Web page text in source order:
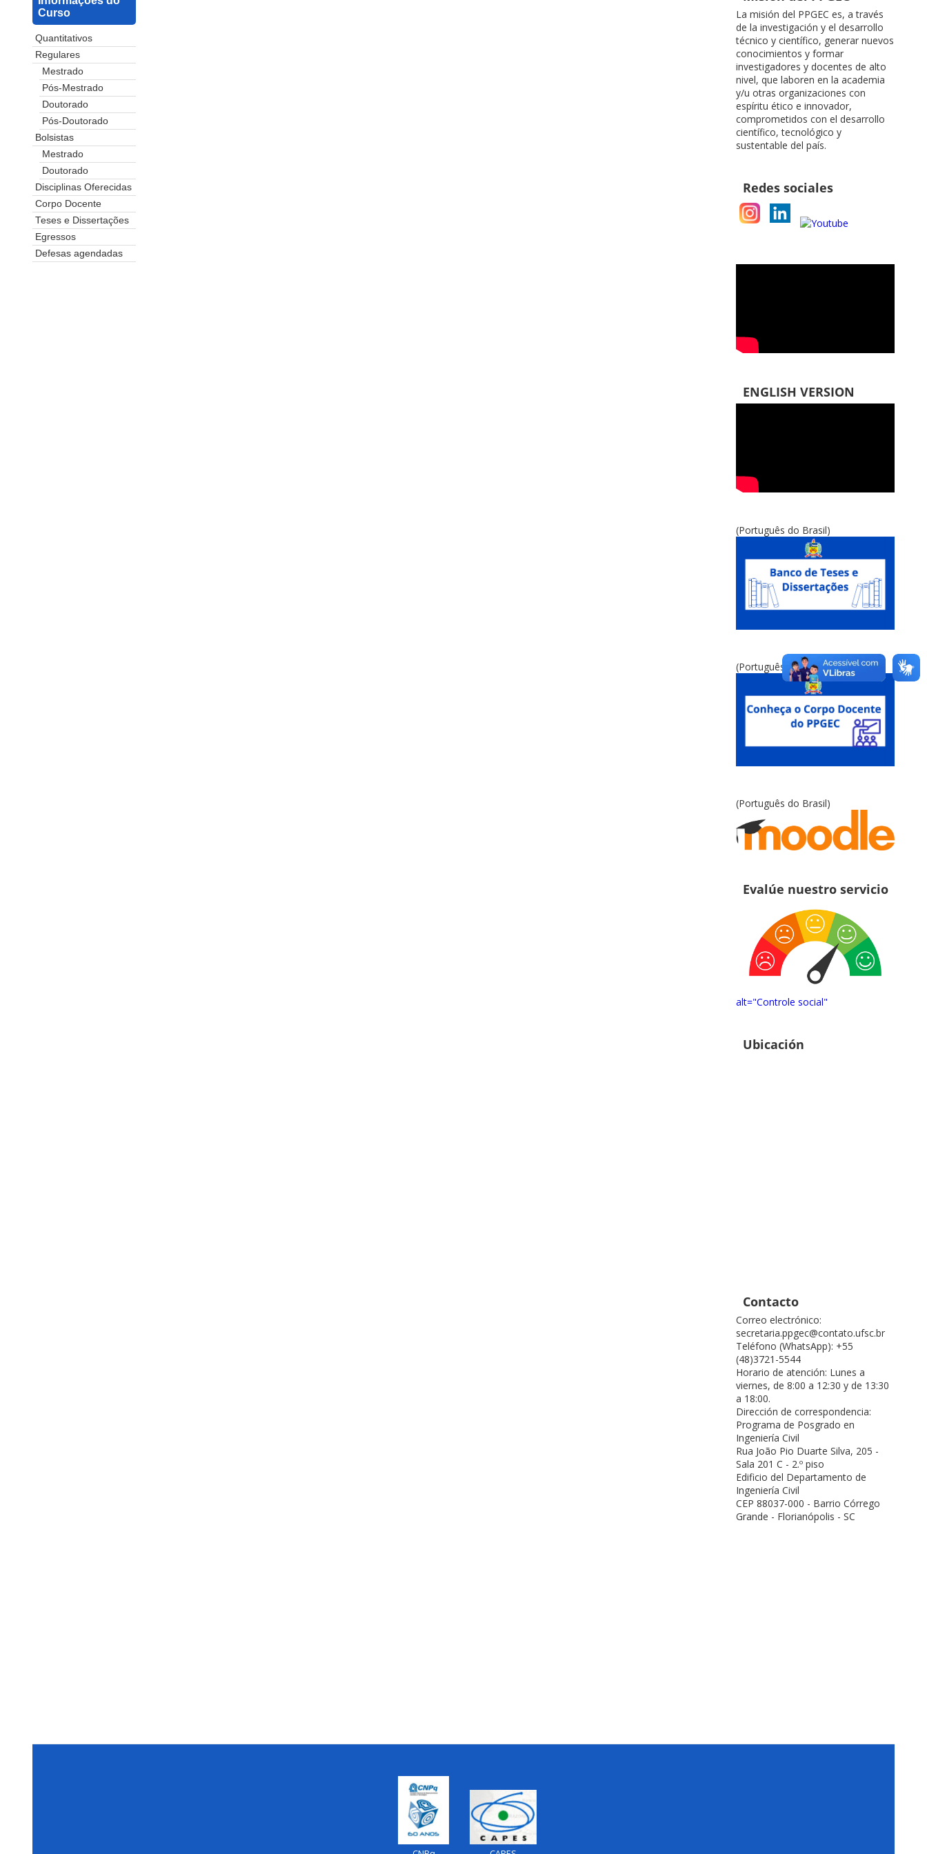
Curso
Quantitativos
Regulares
Mestrado
Pós-Mestrado
Doutorado
Pós-Doutorado
Bolsistas
Mestrado
Doutorado
Disciplinas Oferecidas
Corpo Docente
Teses e Dissertações
Egressos
Defesas agendadas
La misión del PPGEC es, a través
de la investigación y el desarrollo
técnico y científico, generar nuevos
conocimientos y formar
investigadores y docentes de alto
nivel, que laboren en la academia
y/u otras organizaciones con
espíritu ético e innovador,
comprometidos con el desarrollo
científico, tecnológico y
sustentable del país.
Redes sociales
ENGLISH VERSION
(Português do Brasil)
(Português do Brasil)
(Português do Brasil)
Evalúe nuestro servicio
alt="Controle social"
Ubicación
Contacto
Correo electrónico:
secretaria.ppgec@contato.ufsc.br
Teléfono (WhatsApp): +55
(48)3721-5544
Horario de atención: Lunes a
viernes, de 8:00 a 12:30 y de 13:30
a 18:00.
Dirección de correspondencia:
Programa de Posgrado en
Ingeniería Civil
Rua João Pio Duarte Silva, 205 -
Sala 201 C - 2.º piso
Edificio del Departamento de
Ingeniería Civil
CEP 88037-000 - Barrio Córrego
Grande - Florianópolis - SC